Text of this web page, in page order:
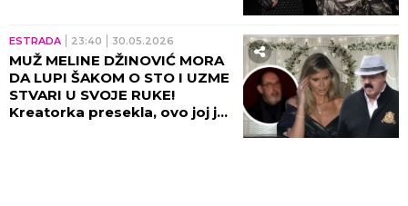
ESTRADA 23:40 30.05.2026
MUŽ MELINE DŽINOVIĆ MORA
DA LUPI ŠAKOM O STO I UZME
STVARI U SVOJE RUKE!
Kreatorka presekla, ovo joj je